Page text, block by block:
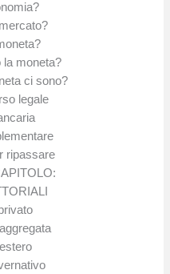
la moneta?
ci sono?
legale
ripassare